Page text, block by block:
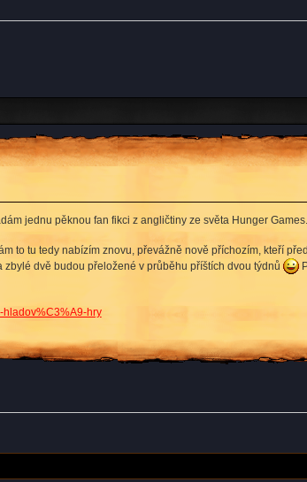
jednu pěknou fan fikci z angličtiny ze světa Hunger
to tu tedy nabízím znovu, převážně nově příchozím, kteří
dvě budou přeložené v průběhu příštích dvou týdnů
hladov%C3%A9-hry